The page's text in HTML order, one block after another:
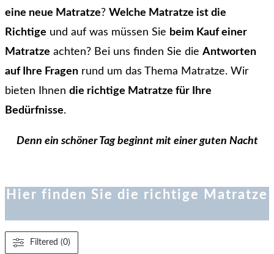
eine neue Matratze? Welche Matratze ist die
Richtige und auf was müssen Sie beim Kauf einer
Matratze achten? Bei uns finden Sie die Antworten
auf Ihre Fragen rund um das Thema Matratze. Wir
bieten Ihnen die richtige Matratze für Ihre
Bedürfnisse.
Denn ein schöner Tag beginnt mit einer guten Nacht
Hier finden Sie die richtige Matratze
Filtered (0)